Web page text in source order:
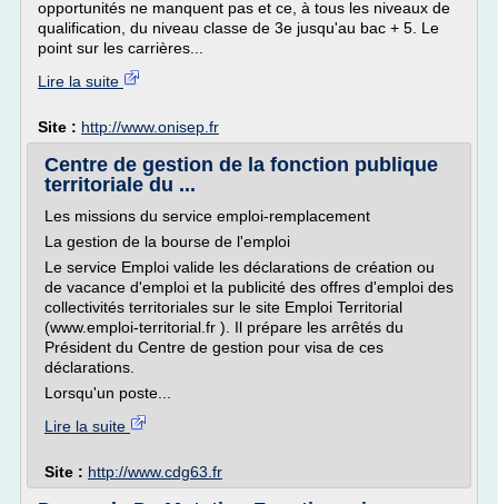
opportunités ne manquent pas et ce, à tous les niveaux de
qualification, du niveau classe de 3e jusqu'au bac + 5. Le
point sur les carrières...
Lire la suite
Site : http://www.onisep.fr
Centre de gestion de la fonction publique
territoriale du ...
Les missions du service emploi-remplacement
La gestion de la bourse de l'emploi
Le service Emploi valide les déclarations de création ou
de vacance d'emploi et la publicité des offres d'emploi des
collectivités territoriales sur le site Emploi Territorial
(www.emploi-territorial.fr ). Il prépare les arrêtés du
Président du Centre de gestion pour visa de ces
déclarations.
Lorsqu'un poste...
Lire la suite
Site : http://www.cdg63.fr